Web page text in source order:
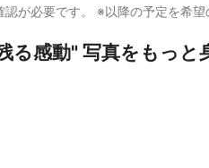
が必要です。 ※以降の予定を希望
感動" 写真をもっと